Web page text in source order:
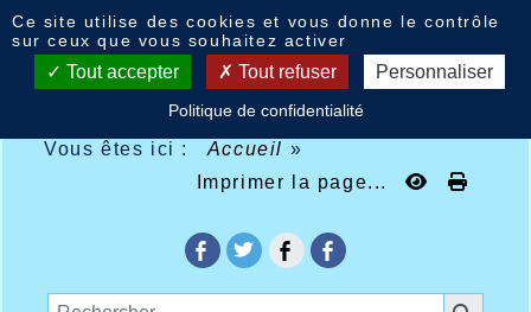
Vous êtes ici : Accueil »
Imprimer la page...
Ce site utilise des cookies et vous donne le contrôle
sur ceux que vous souhaitez activer
Tout accepter Tout refuser Personnaliser
Politique de confidentialité